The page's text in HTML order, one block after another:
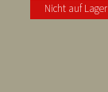
Nicht auf Lager